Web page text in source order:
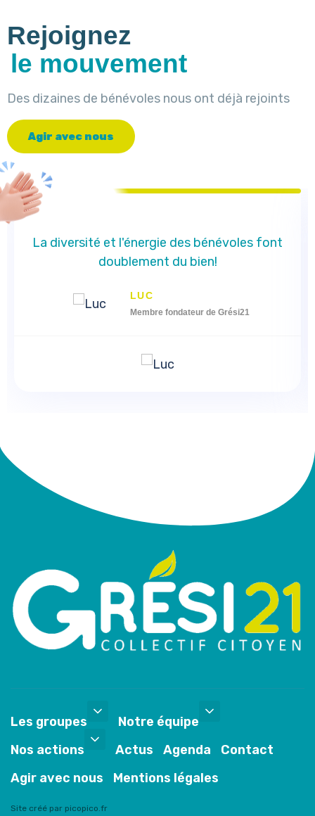
Rejoignez
le mouvement
Des dizaines de bénévoles nous ont déjà rejoints
Agir avec nous
La diversité et l'énergie des bénévoles font
doublement du bien!
LUC
Membre fondateur de Grési21
Les groupes
Notre équipe
Nos actions
Actus Agenda
Contact
Agir avec nous
Mentions légales
Site créé par picopico.fr